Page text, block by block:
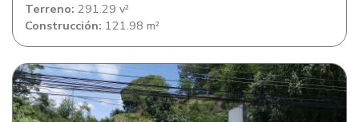
Terreno: 291.29 v²
Construcción: 121.98 m²